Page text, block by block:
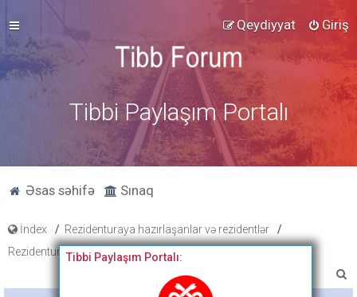
Giriş
Qeydiyyat
Tibbi Paylaşım Portalı
Əsas səhifə Sınaq
İndex
Rezidenturaya hazırlaşanlar və rezidentlər
Rezidentura hazırlıq materialları
Tibbi Paylaşım Portalı: